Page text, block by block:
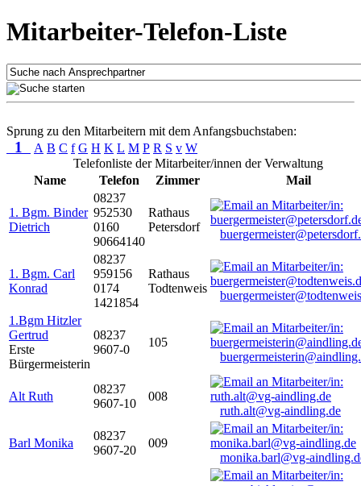
Mitarbeiter-Telefon-Liste
Sprung zu den Mitarbeitern mit dem Anfangsbuchstaben:
1 A B C f G H K L M P R S v W
Telefonliste der Mitarbeiter/innen der Verwaltung
Name
Telefon Zimmer Mail
1. Bgm. Binder
Dietrich
08237
952530
0160
90664140
Rathaus
Petersdorf
1. Bgm. Carl
Konrad
08237
959156
0174
1421854
Rathaus
Todtenweis
1.Bgm Hitzler
Gertrud
Erste
Bürgermeisterin
08237
9607-0
105
Alt Ruth
08237
9607-10
008
ruth.alt@vg-aindling.de
Barl Monika
08237
9607-20
009
monika.barl@vg-